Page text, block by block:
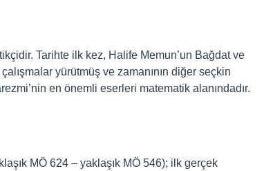
Tarihte ilk kez, Halife Memun’un Bağdat ve
yürütmüş ve zamanının diğer seçkin
en önemli eserleri matematik alanındadır.
MÖ 624 – yaklaşık MÖ 546); ilk gerçek